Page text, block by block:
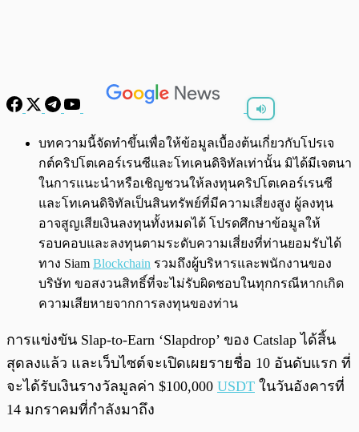
พร้อมเล่น 0:00/0:00
บทความนี้จัดทำขึ้นเพื่อให้ข้อมูลเบื้องต้นเกี่ยวกับโปรเจ
กต์คริปโตเคอร์เรนซีและโทเคนดิจิทัลเท่านั้น มิได้มีเจตนา
ในการแนะนำหรือเชิญชวนให้ลงทุนคริปโตเคอร์เรนซี
และโทเคนดิจิทัลเป็นสินทรัพย์ที่มีความเสี่ยงสูง ผู้ลงทุน
อาจสูญเสียเงินลงทุนทั้งหมดได้ โปรดศึกษาข้อมูลให้
รอบคอบและลงทุนตามระดับความเสี่ยงที่ท่านยอมรับได้
ทาง Siam Blockchain รวมถึงผู้บริหารและพนักงานของ
บริษัท ขอสงวนสิทธิ์ที่จะไม่รับผิดชอบในทุกกรณีหากเกิด
ความเสียหายจากการลงทุนของท่าน
การแข่งขัน Slap-to-Earn ‘Slapdrop’ ของ Catslap ได้สิ้น
สุดลงแล้ว และเว็บไซต์จะเปิดเผยรายชื่อ 10 อันดับแรก ที่
จะได้รับเงินรางวัลมูลค่า $100,000 USDT ในวันอังคารที่
14 มกราคมที่กำลังมาถึง